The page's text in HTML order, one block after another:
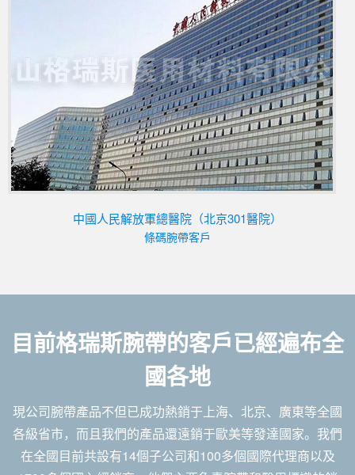
中國人民解放軍總醫院（北京301醫院）
條碼腕帶客戶
目前格瑞斯腕帶的客戶已經遍布全
國各地
現公司腕帶產品不但已成功熱銷于上海、北京、廣東等全國
各級省市，而且我們的產品還遠銷于歐美等發達國家。我們
在全國目前共設有14個子公司和100多個國際代理商以及